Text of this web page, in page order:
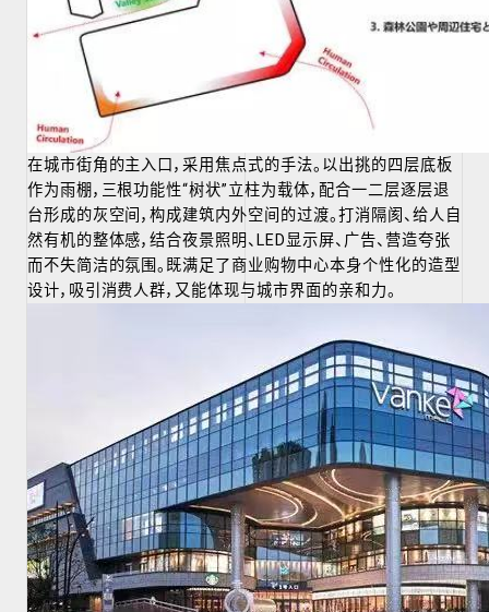
在城市街角的主入口，采用焦点式的手法。以出挑的四层底板
作为雨棚，三根功能性“树状”立柱为载体，配合一二层逐层退
台形成的灰空间，构成建筑内外空间的过渡。打消隔阂、给人自
然有机的整体感，结合夜景照明、LED显示屏、广告、营造夸张
而不失简洁的氛围。既满足了商业购物中心本身个性化的造型
设计，吸引消费人群，又能体现与城市界面的亲和力。